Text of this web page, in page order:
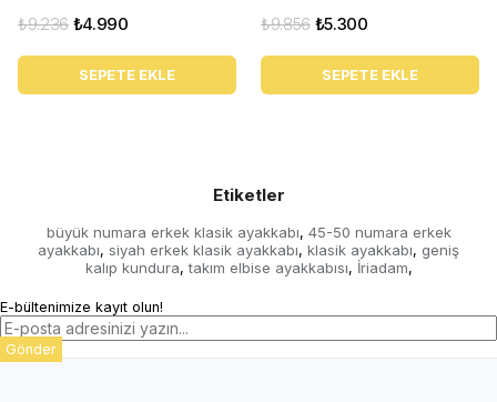
₺4.990
₺9.236
SEPETE EKLE
₺5.300
₺9.856
SEPETE EKLE
Etiketler
büyük numara erkek klasik ayakkabı, 45-50 numara erkek
ayakkabı, siyah erkek klasik ayakkabı, klasik ayakkabı, geniş
kalıp kundura, takım elbise ayakkabısı, İriadam,
E-bültenimize kayıt olun!
Gönder